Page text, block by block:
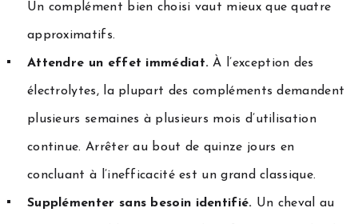
Un complément bien choisi vaut mieux que quatre
approximatifs.
Attendre un effet immédiat. À l’exception des
électrolytes, la plupart des compléments demandent
plusieurs semaines à plusieurs mois d’utilisation
continue. Arrêter au bout de quinze jours en
concluant à l’inefficacité est un grand classique.
Supplémenter sans besoin identifié. Un cheval au